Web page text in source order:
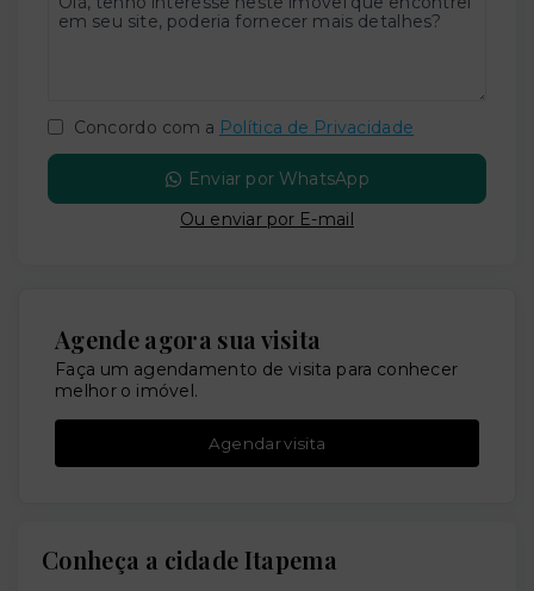
Concordo com a Política de Privacidade
Enviar por WhatsApp
Ou enviar por E-mail
Agende agora sua visita
Faça um agendamento de visita para conhecer
melhor o imóvel.
Agendar visita
Conheça a cidade Itapema